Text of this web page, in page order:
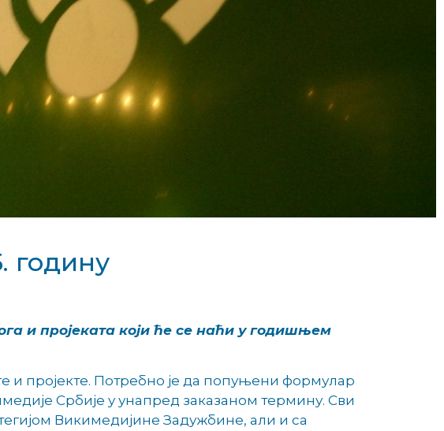
годину
и пројеката који ће се наћи у годишњем
и пројекте. Потребно је да попуњени формулар
Србије у унапред заказаном термину. Сви
Викимедијине Задужбине, али и са